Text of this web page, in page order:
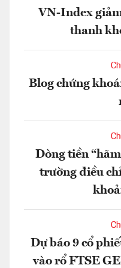
VN-Index
thanh
Blog chứng
Dòng tiền
trường điều
Dự báo 9 cổ
vào rổ FTSE